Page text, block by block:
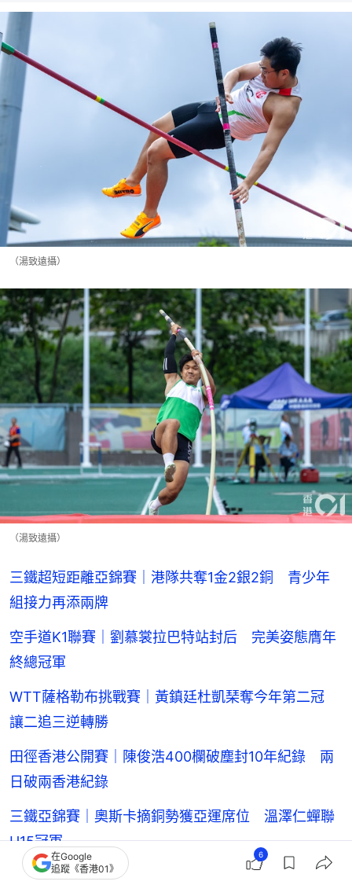
（湯致遠攝）
（湯致遠攝）
三鐵超短距離亞錦賽｜港隊共奪1金2銀2銅 青少年
組接力再添兩牌
空手道K1聯賽｜劉慕裳拉巴特站封后 完美姿態膺年
終總冠軍
WTT薩格勒布挑戰賽｜黃鎮廷杜凱琹奪今年第二冠
讓二追三逆轉勝
田徑香港公開賽｜陳俊浩400欄破塵封10年紀錄 兩
日破兩香港紀錄
三鐵亞錦賽｜奧斯卡摘銅勢獲亞運席位 溫澤仁蟬聯
U15冠軍
羽毛球．澳洲賽｜吳英倫力戰三局吞敗 不敵印尼球
在Google
追蹤《香港01》
6